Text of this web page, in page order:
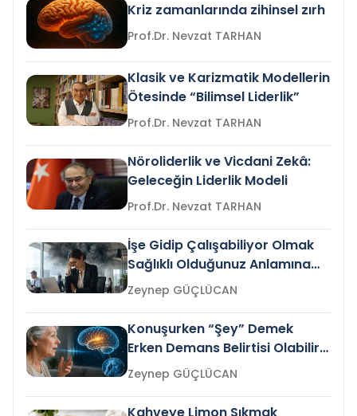
Kriz zamanlarında zihinsel zırh
Prof.Dr. Nevzat TARHAN
Klasik ve Karizmatik Modellerin
Ötesinde “Bilimsel Liderlik”
Prof.Dr. Nevzat TARHAN
Nöroliderlik ve Vicdani Zekâ:
Geleceğin Liderlik Modeli
Prof.Dr. Nevzat TARHAN
İşe Gidip Çalışabiliyor Olmak
Sağlıklı Olduğunuz Anlamına
Gelir mi?Zeynep GÜÇLÜCAN
Konuşurken “Şey” Demek
Erken Demans Belirtisi Olabilir
mi?
Zeynep GÜÇLÜCAN